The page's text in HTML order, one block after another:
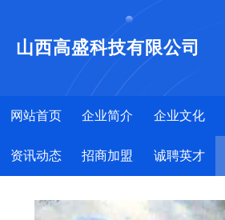
山西高盛科技有限公司
网站首页 企业简介 企业文化
资讯动态 招商加盟 诚聘英才